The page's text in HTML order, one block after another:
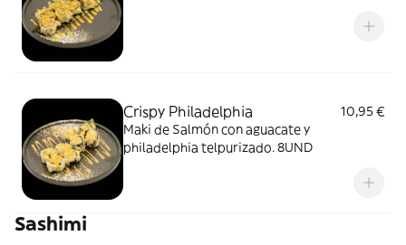
Crispy Philadelphia
10,95 €
Maki de Salmón con aguacate y
philadelphia telpurizado. 8UND
Sashimi